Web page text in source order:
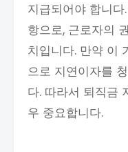
지급되어야 합니
항으로, 근로자의
치입니다. 만약 이
으로 지연이자를
다. 따라서 퇴직금
우 중요합니다.